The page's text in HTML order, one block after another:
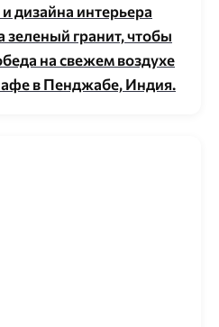
дизайна интерьера
зеленый гранит, чтобы
на свежем воздухе
в Пенджабе, Индия.